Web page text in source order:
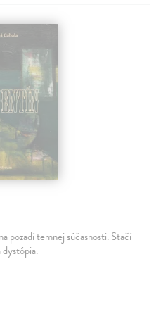
pozadí temnej súčasnosti. Stačí
dystópia.